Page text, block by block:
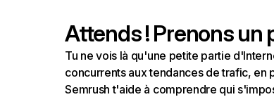
Attends ! Prenons un
Tu ne vois là qu'une petite partie
concurrents aux tendances de trafic, en
Semrush t'aide à comprendre qui